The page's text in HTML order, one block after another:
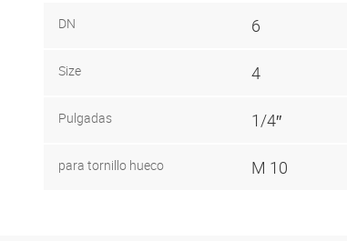
DN 6
Size 4
Pulgadas 1/4″
para tornillo hueco M 10